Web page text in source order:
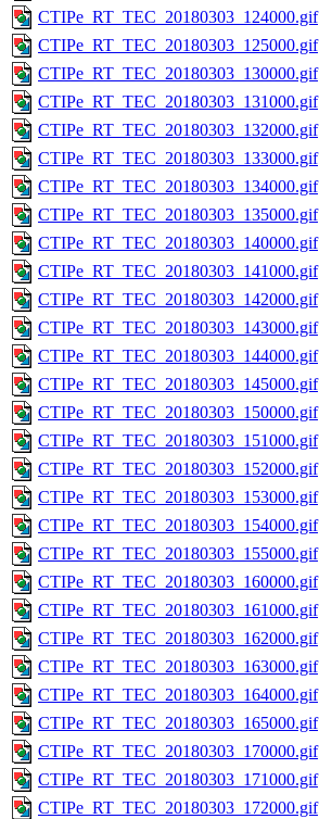
CTIPe_RT_TEC_20180303_124000.gif
CTIPe_RT_TEC_20180303_125000.gif
CTIPe_RT_TEC_20180303_130000.gif
CTIPe_RT_TEC_20180303_131000.gif
CTIPe_RT_TEC_20180303_132000.gif
CTIPe_RT_TEC_20180303_133000.gif
CTIPe_RT_TEC_20180303_134000.gif
CTIPe_RT_TEC_20180303_135000.gif
CTIPe_RT_TEC_20180303_140000.gif
CTIPe_RT_TEC_20180303_141000.gif
CTIPe_RT_TEC_20180303_142000.gif
CTIPe_RT_TEC_20180303_143000.gif
CTIPe_RT_TEC_20180303_144000.gif
CTIPe_RT_TEC_20180303_145000.gif
CTIPe_RT_TEC_20180303_150000.gif
CTIPe_RT_TEC_20180303_151000.gif
CTIPe_RT_TEC_20180303_152000.gif
CTIPe_RT_TEC_20180303_153000.gif
CTIPe_RT_TEC_20180303_154000.gif
CTIPe_RT_TEC_20180303_155000.gif
CTIPe_RT_TEC_20180303_160000.gif
CTIPe_RT_TEC_20180303_161000.gif
CTIPe_RT_TEC_20180303_162000.gif
CTIPe_RT_TEC_20180303_163000.gif
CTIPe_RT_TEC_20180303_164000.gif
CTIPe_RT_TEC_20180303_165000.gif
CTIPe_RT_TEC_20180303_170000.gif
CTIPe_RT_TEC_20180303_171000.gif
CTIPe_RT_TEC_20180303_172000.gif